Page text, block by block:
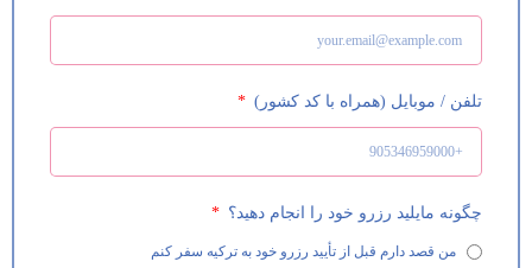
تلفن / موبایل (همراه با کد کشور)
چگونه مایلید رزرو خود را انجام دهید؟
من قصد دارم قبل از تأیید رزرو خود به ترکیه سفر کنم